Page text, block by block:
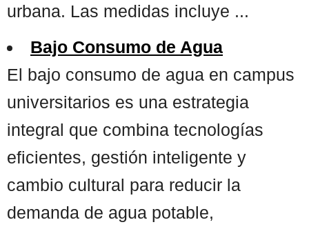
urbana. Las medidas incluye ...
Bajo Consumo de Agua
El bajo consumo de agua en campus
universitarios es una estrategia
integral que combina tecnologías
eficientes, gestión inteligente y
cambio cultural para reducir la
demanda de agua potable,